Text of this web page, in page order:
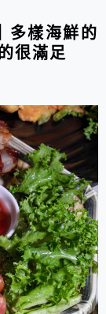
多樣海鮮的
很滿足